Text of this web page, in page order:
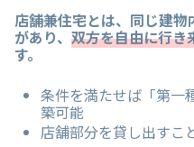
店舗兼住宅とは、同じ建
があり、 双方を自由に行き
す。
条件を満たせば「第一
築可能
店舗部分を貸し出すこ